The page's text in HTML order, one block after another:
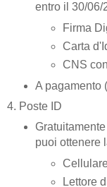
entro il 30/06/
Firma
Carta
CNS
A pagamento
4. Poste ID
puoi ottenere
Lettore